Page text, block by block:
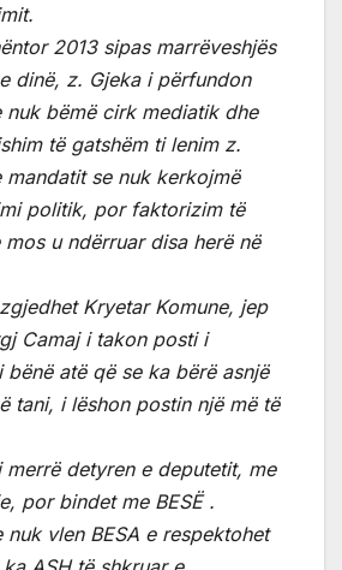
2013 sipas marrëveshjës
dinë, z. Gjeka i përfundon
nuk bëmë cirk mediatik dhe
të gatshëm ti lenim z.
mandatit se nuk kerkojmë
politik, por faktorizim të
u ndërruar disa herë në
Kryetar Komune, jep
Camaj i takon posti i
atë që se ka bërë asnjë
tani, i lëshon postin një më të
merrë detyren e deputetit, me
por bindet me BESË .
vlen BESA e respektohet